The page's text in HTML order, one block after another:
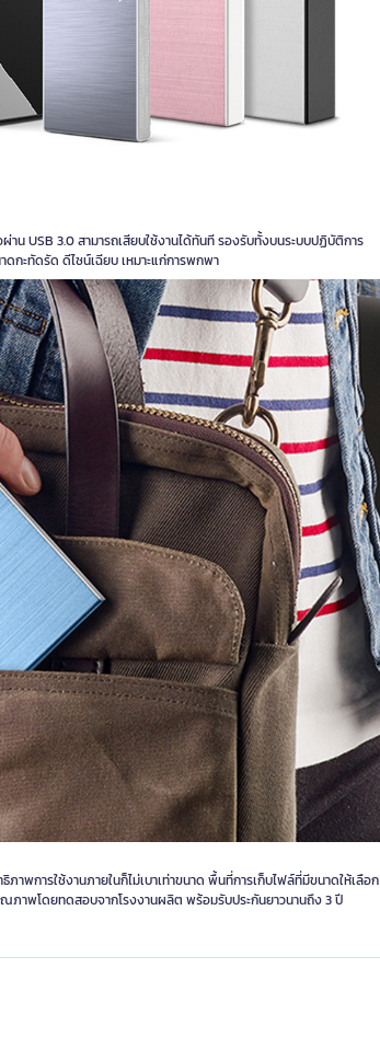
น USB 3.0 สามารถเสียบใช้งานได้ทันที รองรับทั้งบนระบบปฏิบัติการ
กะทัดรัด ดีไซน์เฉียบ เหมาะแก่การพกพา
การใช้งานภายในก็ไม่เบาเท่าขนาด พื้นที่การเก็บไฟล์ที่มีขนาดให้เลือก
าพโดยทดสอบจากโรงงานผลิต พร้อมรับประกันยาวนานถึง 3 ปี